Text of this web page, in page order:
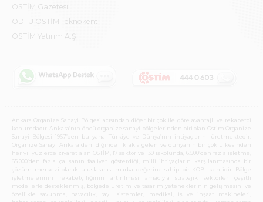
OSTİM Gazetesi
ODTÜ OSTİM Teknokent
OSTİM Yatırım A.Ş.
Ankara Organize Sanayi Bölgesi açısından diğer bir çok ile göre avantajlı ve rekabetçi
konumdadır. Ankara’nın öncü organize sanayi bölgelerinden biri olan Ostim Organize
Sanayi Bölgesi 1967’den bu yana Türkiye ve Dünya’nın ihtiyaçlarını üretmektedir.
Organize Sanayi Ankara denildiğinde ilk akla gelen ve dünyanın bir çok ülkesinden
her yıl yüzlerce ziyaret alan OSTİM, 17 sektör ve 139 işkolunda, 6.500’den fazla işletme,
65.000’den fazla çalışanın faaliyet gösterdiği, milli ihtiyaçların karşılanmasında bir
çözüm merkezi olarak uluslararası marka değerine sahip bir KOBİ kentidir. Bölge
işletmelerinin rekabetçiliğinin artırılması amacıyla stratejik sektörler çeşitli
modellerle desteklenmiş, bölgede üretim ve tasarım yeteneklerinin gelişmesini ve
özellikle savunma, havacılık, raylı sistemler, medikal, iş ve inşaat makineleri,